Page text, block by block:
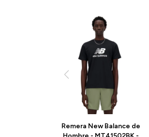
Remera New Balance de